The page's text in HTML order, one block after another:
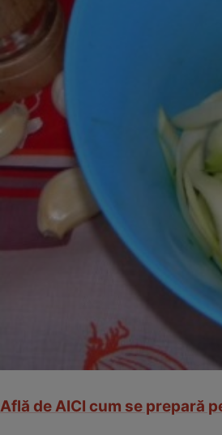
Află de AICI cum se prepară